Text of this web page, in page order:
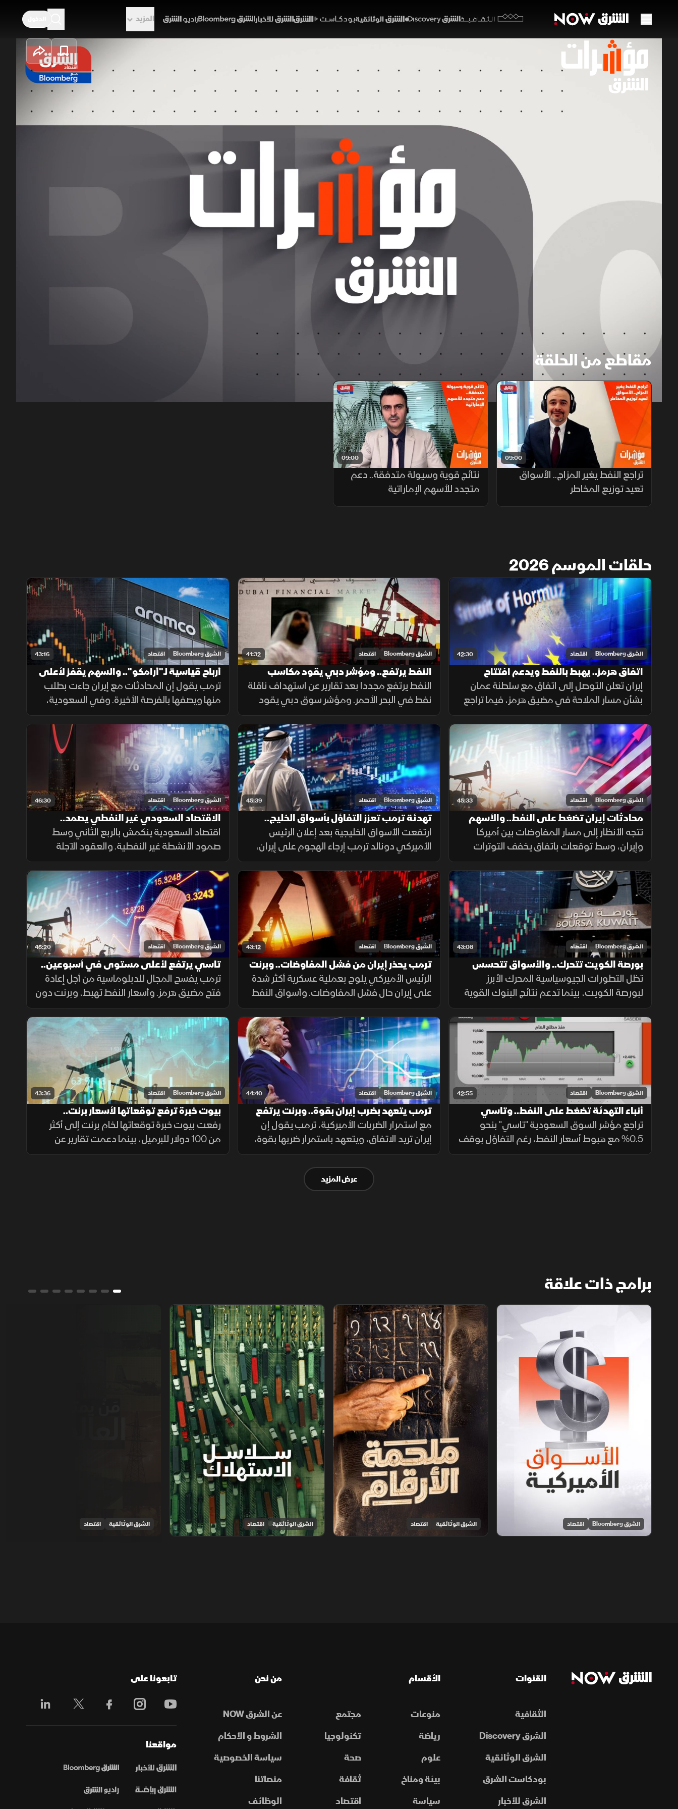
الثقافية
المزيد
1x auto
"تاسي" يتحدى ضغوط الطاقة.. والنفط يمدد
خسائره
مؤشرات الشرق
تصدرت التطورات الجيوسياسية والاقتصادية المشهد مع إعلان ترمب الانتقال لمرحلة جديدة من الاتفاق مع إيران، فيما
وصفت طهران الاتفاق بأنه خطوة مهمة نحو وقف الحرب. وفي الأسواق، واصلت أسعار النفط تراجعها متجهة نحو تسجيل
أطول سلسلة خسائر في عشرة أشهر، مع هبوط خام برنت دون مستوى 80 دولارا للبرميل. وعلى صعيد السعودية، استقر
تاسي فوق مستوى 11100 نقطة رغم ضغوط القطاعات القيادية.
مقاطع من الحلقة
09:00
تراجع النفط يغير المزاج.. الأسواق
تعيد توزيع المخاطر
09:00
نتائج قوية وسيولة متدفقة.. دعم
متجدد للأسهم الإماراتية
حلقات الموسم 2026
42:30 الشرق Bloomberg اقتصاد
اتفاق هرمز.. يهبط بالنفط ويدعم افتتاح
الأسهم الأوروبية
إيران تعلن التوصل إلى اتفاق مع سلطنة عمان
بشأن مسار الملاحة في مضيق هرمز، فيما تراجع
خام برنت إلى ما دون 80 دولارا للبرميل،
واستهلت مؤشرات الأسهم الأوروبية تعاملاتها
على ارتفاع.
41:32 الشرق Bloomberg اقتصاد
النفط يرتفع.. ومؤشر دبي يقود مكاسب
الأسواق الخليجية
النفط يرتفع مجددا بعد تقارير عن استهداف ناقلة
نفط في البحر الأحمر. ومؤشر سوق دبي يقود
مكاسب أسواق المنطقة، ويقترب من استعادة
مستوى 6 آلاف نقطة، وتاسي يواصل التداول
في المنطقة الخضراء
43:16 الشرق Bloomberg اقتصاد
أرباح قياسية لـ"أرامكو".. والسهم يقفز لأعلى
مستوى في 7 أسابيع
ترمب يقول إن المحادثات مع إيران جاءت بطلب
منها ويصفها بالفرصة الأخيرة. وفي السعودية،
سجلت أرامكو أرباحا بلغت 121.5 مليار ريال خلال
الربع الثاني، متجاوزة التوقعات، والسهم يقفز
لأعلى مستوى في 7 أسابيع
45:33 الشرق Bloomberg اقتصاد
محادثات إيران تضغط على النفط.. والأسهم
الأميركية تواصل الصعود
تتجه الأنظار إلى مسار المفاوضات بين أميركا
وإيران، وسط توقعات باتفاق يخفف التوترات
حول مضيق هرمز، ما ضغط على أسعار النفط،
بينما حافظت الأسهم الأميركية على زخمها
الصعودي مع استمرار التفاؤل في الأسواق.
45:39 الشرق Bloomberg اقتصاد
تهدئة ترمب تعزز التفاؤل بأسواق الخليج..
وتاسي يرتفع بدعم من القياديات
ارتفعت الأسواق الخليجية بعد إعلان الرئيس
الأميركي دونالد ترمب إرجاء الهجوم على إيران،
بالتزامن مع تأكيد ولي العهد السعودي ضرورة
تغليب الحوار وخفض التصعيد. وصعد مؤشر
السوق السعودية بدعم القياديات
46:30 الشرق Bloomberg اقتصاد
الاقتصاد السعودي غير النفطي يصمد..
والأسهم الأميركية تتعافى
اقتصاد السعودية ينكمش بالربع الثاني وسط
صمود الأنشطة غير النفطية. والعقود الآجلة
للمؤشرات الأميركية ترتفع. والجيش الأميركي
يقصف إيران، ويقول إنه يهدف لتقليص قدرتها
ووكلائها على تهديد أمن المنطقة
43:08 الشرق Bloomberg اقتصاد
بورصة الكويت تتحرك.. والأسواق تتحسس
مسار الفائدة
تظل التطورات الجيوسياسية المحرك الأبرز
لبورصة الكويت، بينما تدعم نتائج البنوك القوية
وتراجع أسهم قيادية واهتمام المستثمرين
الأجانب موجة الشراء الأخيرة مع تعزيز الإنفاق
الحكومي والمشاريع الجديدة للثقة.
43:12 الشرق Bloomberg اقتصاد
ترمب يحذر إيران من فشل المفاوضات.. وبرنت
يهوى بأكثر من 15%
الرئيس الأميركي يلوح بعملية عسكرية أكثر شدة
على إيران حال فشل المفاوضات. وأسواق النفط
تتجاهل للتصعيد، وبرنت يهوي بأكثر من 15% في
3 جلسات. وموجة بيع حادة على مؤشرات الأسهم
العالمية.
45:20 الشرق Bloomberg اقتصاد
تاسي يرتفع لأعلى مستوى في أسبوعين..
وبرنت دون 90 دولارا
ترمب يفسح المجال للدبلوماسية من أجل إعادة
فتح مضيق هرمز. وأسعار النفط تهبط، وبرنت دون
90 دولارا للبرميل. وتاسي يستعيد زخم المكاسب
ويرتفع لأعلى مستوى في أسبوعين بدعم من
أرباح الشركات
42:55 الشرق Bloomberg اقتصاد
أنباء التهدئة تضغط على النفط.. وتاسي
يفتتح على تراجع
تراجع مؤشر السوق السعودية "تاسي" بنحو
0.5% مع هبوط أسعار النفط، رغم التفاؤل بوقف
إطلاق نار مؤقت واتصالات بين إيران والوساطة
44:40 الشرق Bloomberg اقتصاد
ترمب يتعهد بضرب إيران بقوة.. وبرنت يرتفع
بأكثر من 30% منذ مطلع يوليو
مع استمرار الضربات الأميركية، ترمب يقول إن
إيران تريد الاتفاق، ويتعهد باستمرار ضربها بقوة،
والحرس الثوري يهدد بتوسيع الحرب. وبرنت
يرتفع بأكثر من 30% منذ مطلع يوليو. ومؤشرات
الأسهم العالمية تتراجع
43:36 الشرق Bloomberg اقتصاد
بيوت خبرة ترفع توقعاتها لأسعار برنت..
ومكاسب جماعية للأسهم العالمية
رفعت بيوت خبرة توقعاتها لخام برنت إلى أكثر
من 100 دولار للبرميل، بينما دعمت تقارير عن
وساطة بين واشنطن وطهران مكاسب جماعية
عرض المزيد
برامج ذات علاقة
الأسواق الأميركية
الشرق Bloomberg اقتصاد
ملحمة الأرقام
الشرق الوثائقية اقتصاد
سلاسل الاستهلاك
الشرق الوثائقية اقتصاد الشرق الوثائقية اقتصاد
القنوات
الثقافية
الشرق Discovery
الشرق الوثائقية
بودكاست الشرق
الشرق للأخبار
الأقسام
منوعات
مجتمع
رياضة
تكنولوجيا
علوم
صحة
بيئة ومناخ
ثقافة
سياسة
اقتصاد
من نحن
عن الشرق NOW
الشروط و الأحكام
سياسة الخصوصية
منصاتنا
الوظائف
تابعونا على
مواقعنا